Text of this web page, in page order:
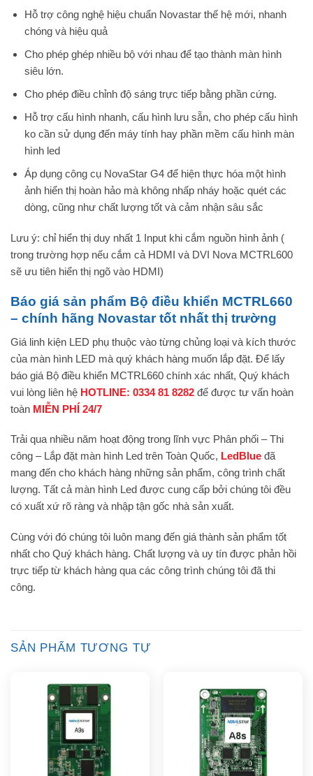
Hỗ trợ công nghệ hiệu chuẩn Novastar thế hệ mới, nhanh
chóng và hiệu quả
Cho phép ghép nhiều bộ với nhau để tạo thành màn hình
siêu lớn.
Cho phép điều chỉnh độ sáng trực tiếp bằng phần cứng.
Hỗ trợ cấu hình nhanh, cấu hình lưu sẵn, cho phép cấu hình
ko cần sử dụng đến máy tính hay phần mềm cấu hình màn
hình led
Áp dụng công cụ NovaStar G4 để hiện thực hóa một hình
ảnh hiển thị hoàn hảo mà không nhấp nháy hoặc quét các
dòng, cũng như chất lượng tốt và cảm nhận sâu sắc
Lưu ý: chỉ hiển thị duy nhất 1 Input khi cắm nguồn hình ảnh (
trong trường hợp nếu cắm cả HDMI và DVI Nova MCTRL600
sẽ ưu tiên hiển thị ngõ vào HDMI)
Báo giá sản phẩm Bộ điều khiển MCTRL660
– chính hãng Novastar tốt nhất thị trường
Giá linh kiện LED phụ thuộc vào từng chủng loại và kích thước
của màn hình LED mà quý khách hàng muốn lắp đặt. Để lấy
báo giá Bộ điều khiển MCTRL660 chính xác nhất, Quý khách
vui lòng liên hệ HOTLINE: 0334 81 8282 để được tư vấn hoàn
toàn MIỄN PHÍ 24/7
Trải qua nhiều năm hoạt động trong lĩnh vực Phân phối – Thi
công – Lắp đặt màn hình Led trên Toàn Quốc, LedBlue đã
mang đến cho khách hàng những sản phẩm, công trình chất
lượng. Tất cả màn hình Led được cung cấp bởi chúng tôi đều
có xuất xứ rõ ràng và nhập tận gốc nhà sản xuất.
Cùng với đó chúng tôi luôn mang đến giá thành sản phẩm tốt
nhất cho Quý khách hàng. Chất lượng và uy tín được phản hồi
trực tiếp từ khách hàng qua các công trình chúng tôi đã thi
công.
SẢN PHẨM TƯƠNG TỰ